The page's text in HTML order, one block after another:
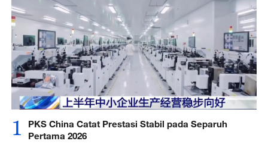
1
PKS China Catat Prestasi Stabil pada Separuh
Pertama 2026